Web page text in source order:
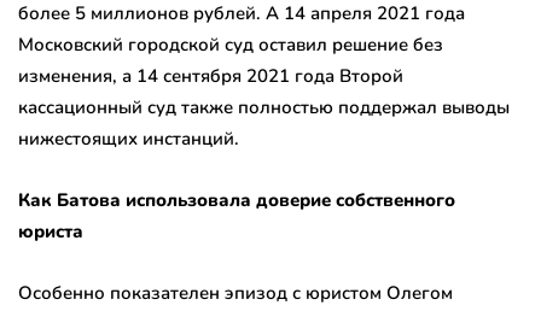
более 5 миллионов рублей. А 14 апреля 2021 года
Московский городской суд оставил решение без
изменения, а 14 сентября 2021 года Второй
кассационный суд также полностью поддержал выводы
нижестоящих инстанций.
Как Батова использовала доверие собственного
юриста
Особенно показателен эпизод с юристом Олегом